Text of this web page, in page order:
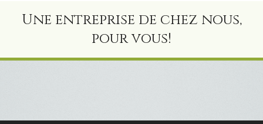
Une entreprise de chez nous,
pour vous!